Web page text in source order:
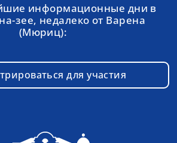
информационные дни в
зее, недалеко от Варена
(Мюриц):
для участия